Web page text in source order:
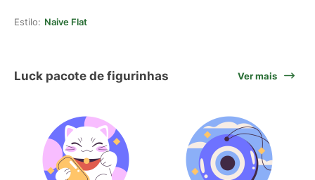
Estilo: Naive Flat
Luck pacote de figurinhas Ver mais